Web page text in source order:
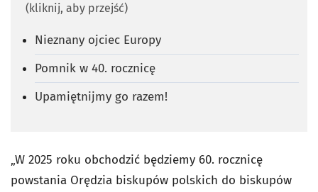
(kliknij, aby przejść)
Nieznany ojciec Europy
Pomnik w 40. rocznicę
Upamiętnijmy go razem!
„W 2025 roku obchodzić będziemy 60. rocznicę
powstania Orędzia biskupów polskich do biskupów